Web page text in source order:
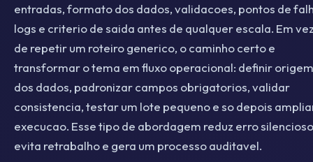
entradas, formato dos dados, validacoes, pontos de
logs e criterio de saida antes de qualquer escala. Em
de repetir um roteiro generico, o caminho certo e
transformar o tema em fluxo operacional: definir origem
dos dados, padronizar campos obrigatorios, validar
consistencia, testar um lote pequeno e so depois
execucao. Esse tipo de abordagem reduz erro
evita retrabalho e gera um processo auditavel.